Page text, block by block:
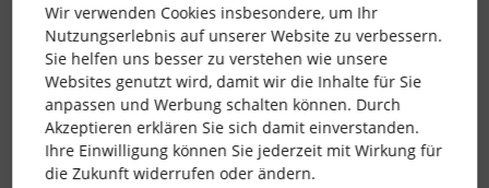
Liebe Grüße
Melina
kalender urlaub kontingent abwesenheiten
Wir verwenden Cookies insbesondere, um Ihr
Nutzungserlebnis auf unserer Website zu verbessern.
Sie helfen uns besser zu verstehen wie unsere
Websites genutzt wird, damit wir die Inhalte für Sie
anpassen und Werbung schalten können. Durch
Akzeptieren erklären Sie sich damit einverstanden.
Ihre Einwilligung können Sie jederzeit mit Wirkung für
die Zukunft widerrufen oder ändern.